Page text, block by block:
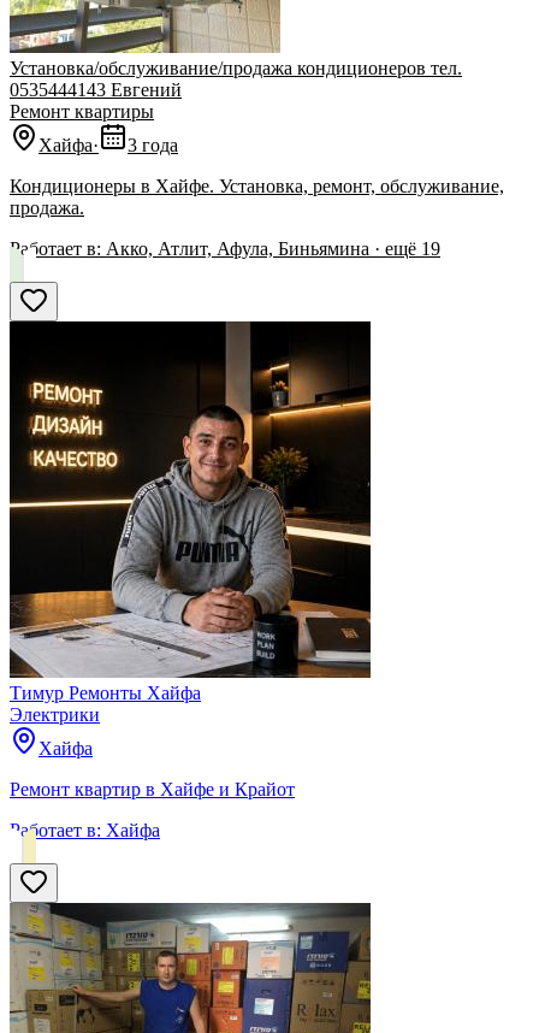
Установка/обслуживание/продажа кондиционеров тел.
0535444143 Евгений
Ремонт квартиры
Хайфа·
3 года
Кондиционеры в Хайфе. Установка, ремонт, обслуживание,
продажа.
Работает в: Акко, Атлит, Афула, Биньямина · ещё 19
Тимур Ремонты Хайфа
Электрики
Хайфа
Ремонт квартир в Хайфе и Крайот
Работает в: Хайфа